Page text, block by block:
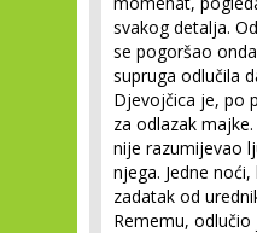
svakog detalja.
se pogoršao
supruga odlučila
Djevojčica je, po
za odlazak
nije razumijevao
njega. Jedne
zadatak od
Rememu,